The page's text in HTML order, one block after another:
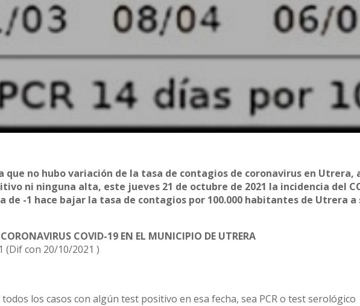
que no hubo variación de la tasa de contagios de coronavirus en Utrera,
ni ninguna alta, este jueves 21 de octubre de 2021 la incidencia del
de -1 hace bajar la tasa de contagios por 100.000 habitantes de Utrera a
COVID-19 EN EL MUNICIPIO DE UTRERA
(Dif con 20/10/2021 )
los casos con algún test positivo en esa fecha, sea PCR o test serológico